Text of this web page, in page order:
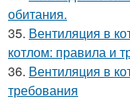
обитания.
35. Вентиляция в
котлом: правила и
36. Вентиляция в
требования